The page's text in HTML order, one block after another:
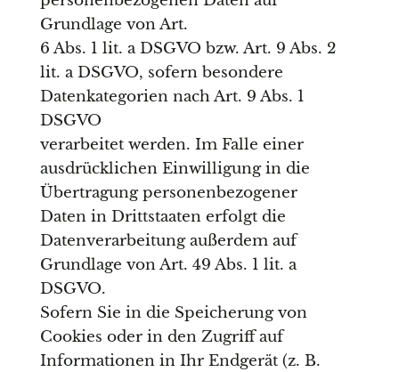
Grundlage von Art.
6 Abs. 1 lit. a DSGVO bzw. Art. 9 Abs. 2
lit. a DSGVO, sofern besondere
Datenkategorien nach Art. 9 Abs. 1
DSGVO
verarbeitet werden. Im Falle einer
ausdrücklichen Einwilligung in die
Übertragung personenbezogener
Daten in Drittstaaten erfolgt die
Datenverarbeitung außerdem auf
Grundlage von Art. 49 Abs. 1 lit. a
DSGVO.
Sofern Sie in die Speicherung von
Cookies oder in den Zugriff auf
Informationen in Ihr Endgerät (z. B.